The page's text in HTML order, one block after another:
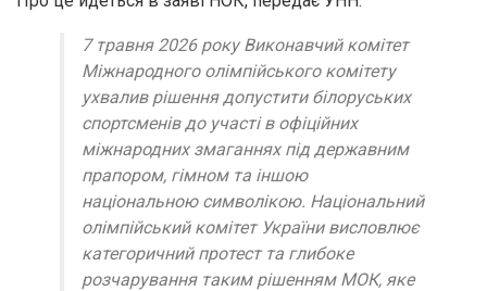
7 травня 2026 року Виконавчий комітет
Міжнародного олімпійського комітету
ухвалив рішення допустити білоруських
спортсменів до участі в офіційних
міжнародних змаганнях під державним
прапором, гімном та іншою
національною символікою. Національний
олімпійський комітет України висловлює
категоричний протест та глибоке
розчарування таким рішенням МОК, яке